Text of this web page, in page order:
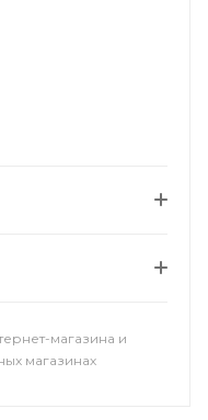
магазина и
магазинах